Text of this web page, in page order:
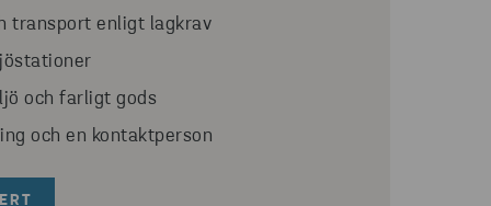
transport enligt lagkrav
och farligt gods
och en kontaktperson